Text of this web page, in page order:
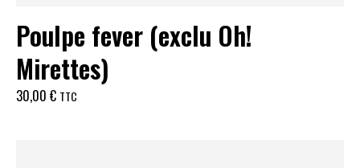
Poulpe fever (exclu Oh!
Mirettes)
30,00 € TTC